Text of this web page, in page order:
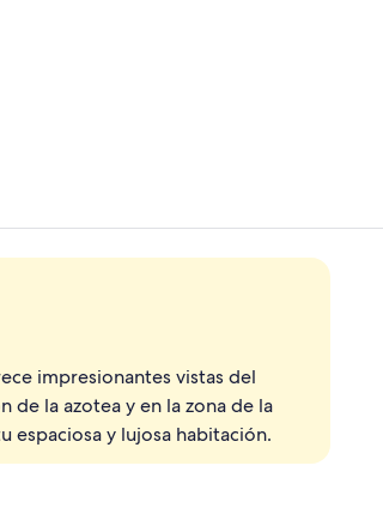
Una piscina al
impresionantes vistas del
de la azotea y en la zona de la
espaciosa y lujosa habitación.